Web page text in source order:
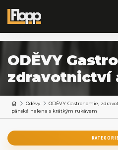
ODĚVY
zdravotnictví
Oděvy ODĚVY Gastronomie,
pánská halena s krátkým rukávem